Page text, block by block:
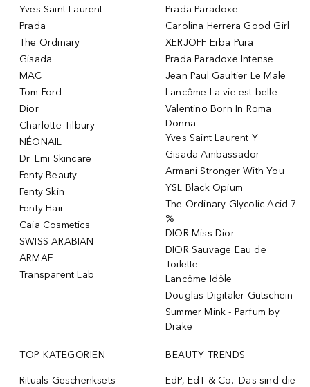
Yves Saint Laurent
Prada
The Ordinary
Gisada
MAC
Tom Ford
Dior
Charlotte Tilbury
NÉONAIL
Dr. Emi Skincare
Fenty Beauty
Fenty Skin
Fenty Hair
Caia Cosmetics
SWISS ARABIAN
ARMAF
Transparent Lab
Prada Paradoxe
Carolina Herrera Good Girl
XERJOFF Erba Pura
Prada Paradoxe Intense
Jean Paul Gaultier Le Male
Lancôme La vie est belle
Valentino Born In Roma
Donna
Yves Saint Laurent Y
Gisada Ambassador
Armani Stronger With You
YSL Black Opium
The Ordinary Glycolic Acid 7
%
DIOR Miss Dior
DIOR Sauvage Eau de
Toilette
Lancôme Idôle
Douglas Digitaler Gutschein
Summer Mink - Parfum by
Drake
TOP KATEGORIEN
Rituals Geschenksets
BEAUTY TRENDS
EdP, EdT & Co.: Das sind die